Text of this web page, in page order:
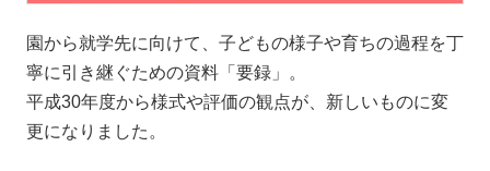
園から就学先に向けて、子どもの様子や育ちの過程を丁
寧に引き継ぐための資料「要録」。
平成30年度から様式や評価の観点が、新しいものに変
更になりました。